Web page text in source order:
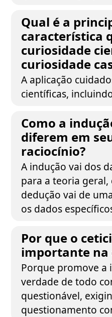
Qual é a
característica
curiosidade
curiosidade
A aplicação
científicas,
Como a
diferem em
raciocínio?
A indução vai dos
para a teoria
dedução vai de
os dados
Por que o
importante na
Porque promove a
verdade de todo
questionável,
questionamento